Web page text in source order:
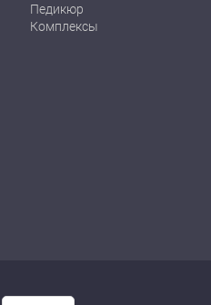
Педикюр
Комплексы